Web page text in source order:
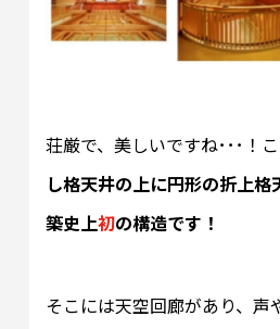
荘厳で、美しいですね･･･！こ
し格天井の上に円形の折上格
築史上初の構造です！
そこには天空回廊があり、声